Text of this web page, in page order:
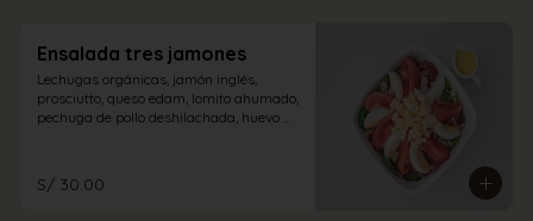
Ensalada tres jamones
Lechugas orgánicas, jamón inglés,
prosciutto, queso edam, lomito ahumado,
pechuga de pollo deshilachada, huevo
S/ 30.00